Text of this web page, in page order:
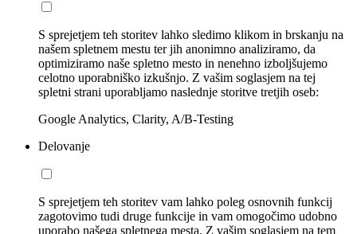
S sprejetjem teh storitev lahko sledimo klikom in brskanju na
našem spletnem mestu ter jih anonimno analiziramo, da
optimiziramo naše spletno mesto in nenehno izboljšujemo
celotno uporabniško izkušnjo. Z vašim soglasjem na tej
spletni strani uporabljamo naslednje storitve tretjih oseb:
Google Analytics, Clarity, A/B-Testing
Delovanje
S sprejetjem teh storitev vam lahko poleg osnovnih funkcij
zagotovimo tudi druge funkcije in vam omogočimo udobno
uporabo našega spletnega mesta. Z vašim soglasjem na tem